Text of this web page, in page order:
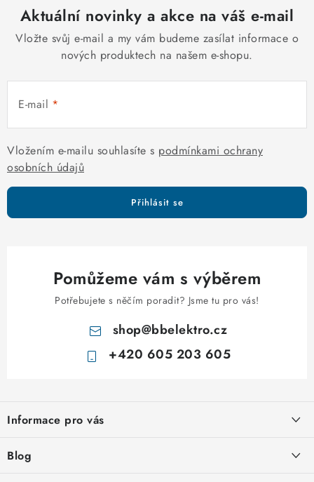
v
k
p
i
s
u
á
n
Aktuální novinky a akce na váš e-mail
Vložte svůj e-mail a my vám budeme zasílat informace o
nových produktech na našem e-shopu.
E-mail
Vložením e-mailu souhlasíte s podmínkami ochrany
osobních údajů
Přihlásit se
Pomůžeme vám s výběrem
Potřebujete s něčím poradit? Jsme tu pro vás!
shop@bbelektro.cz
+420 605 203 605
p
a
Informace pro vás
Blog